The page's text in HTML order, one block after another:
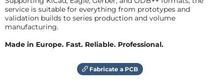
service is suitable for everything from prototypes and
validation builds to series production and volume
manufacturing.
Made in Europe. Fast. Reliable. Professional.
Fabricate a PCB